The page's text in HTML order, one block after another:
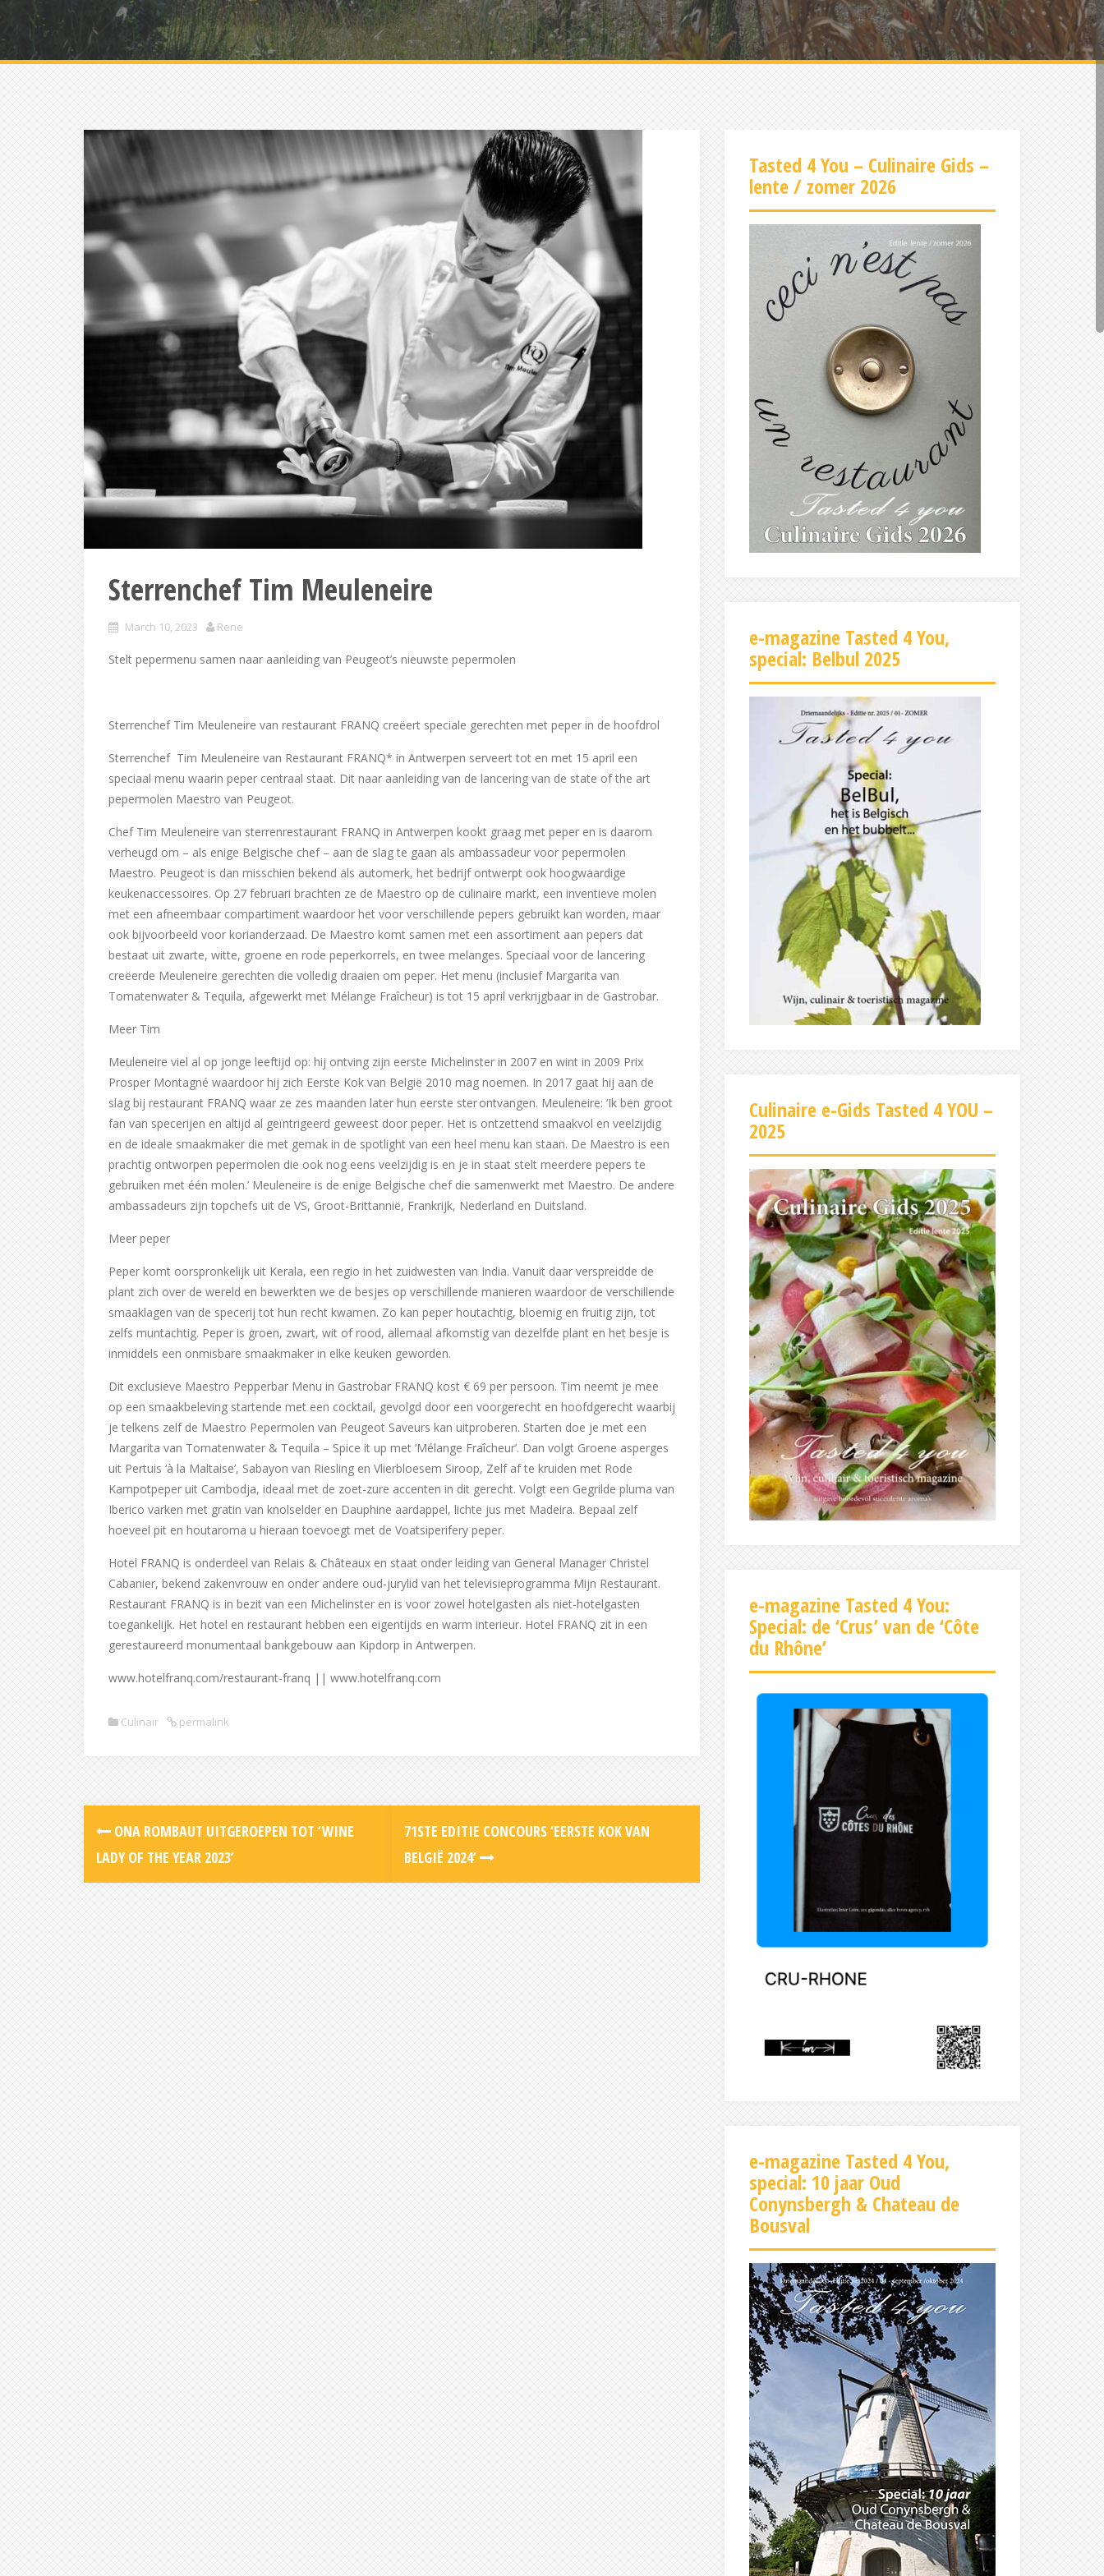
Sterrenchef Tim Meuleneire
March 10, 2023 Rene
Stelt pepermenu samen naar aanleiding van Peugeot’s nieuwste pepermolen
Sterrenchef Tim Meuleneire van restaurant FRANQ creëert speciale gerechten met peper in de hoofdrol
Sterrenchef Tim Meuleneire van Restaurant FRANQ* in Antwerpen serveert tot en met 15 april een
speciaal menu waarin peper centraal staat. Dit naar aanleiding van de lancering van de state of the art
pepermolen Maestro van Peugeot.
Chef Tim Meuleneire van sterrenrestaurant FRANQ in Antwerpen kookt graag met peper en is daarom
verheugd om – als enige Belgische chef – aan de slag te gaan als ambassadeur voor pepermolen
Maestro. Peugeot is dan misschien bekend als automerk, het bedrijf ontwerpt ook hoogwaardige
keukenaccessoires. Op 27 februari brachten ze de Maestro op de culinaire markt, een inventieve molen
met een afneembaar compartiment waardoor het voor verschillende pepers gebruikt kan worden, maar
ook bijvoorbeeld voor korianderzaad. De Maestro komt samen met een assortiment aan pepers dat
bestaat uit zwarte, witte, groene en rode peperkorrels, en twee melanges. Speciaal voor de lancering
creëerde Meuleneire gerechten die volledig draaien om peper. Het menu (inclusief Margarita van
Tomatenwater & Tequila, afgewerkt met Mélange Fraîcheur) is tot 15 april verkrijgbaar in de Gastrobar.
Meer Tim
Meuleneire viel al op jonge leeftijd op: hij ontving zijn eerste Michelinster in 2007 en wint in 2009 Prix
Prosper Montagné waardoor hij zich Eerste Kok van België 2010 mag noemen. In 2017 gaat hij aan de
slag bij restaurant FRANQ waar ze zes maanden later hun eerste ster ontvangen. Meuleneire: ‘Ik ben groot
fan van specerijen en altijd al geïntrigeerd geweest door peper. Het is ontzettend smaakvol en veelzijdig
en de ideale smaakmaker die met gemak in de spotlight van een heel menu kan staan. De Maestro is een
prachtig ontworpen pepermolen die ook nog eens veelzijdig is en je in staat stelt meerdere pepers te
gebruiken met één molen.’ Meuleneire is de enige Belgische chef die samenwerkt met Maestro. De andere
ambassadeurs zijn topchefs uit de VS, Groot-Brittannië, Frankrijk, Nederland en Duitsland.
Meer peper
Peper komt oorspronkelijk uit Kerala, een regio in het zuidwesten van India. Vanuit daar verspreidde de
plant zich over de wereld en bewerkten we de besjes op verschillende manieren waardoor de verschillende
smaaklagen van de specerij tot hun recht kwamen. Zo kan peper houtachtig, bloemig en fruitig zijn, tot
zelfs muntachtig. Peper is groen, zwart, wit of rood, allemaal afkomstig van dezelfde plant en het besje is
inmiddels een onmisbare smaakmaker in elke keuken geworden.
Dit exclusieve Maestro Pepperbar Menu in Gastrobar FRANQ kost € 69 per persoon. Tim neemt je mee
op een smaakbeleving startende met een cocktail, gevolgd door een voorgerecht en hoofdgerecht waarbij
je telkens zelf de Maestro Pepermolen van Peugeot Saveurs kan uitproberen. Starten doe je met een
Margarita van Tomatenwater & Tequila – Spice it up met ‘Mélange Fraîcheur’. Dan volgt Groene asperges
uit Pertuis ‘à la Maltaise’, Sabayon van Riesling en Vlierbloesem Siroop, Zelf af te kruiden met Rode
Kampotpeper uit Cambodja, ideaal met de zoet-zure accenten in dit gerecht. Volgt een Gegrilde pluma van
Iberico varken met gratin van knolselder en Dauphine aardappel, lichte jus met Madeira. Bepaal zelf
hoeveel pit en houtaroma u hieraan toevoegt met de Voatsiperifery peper.
Hotel FRANQ is onderdeel van Relais & Châteaux en staat onder leiding van General Manager Christel
Cabanier, bekend zakenvrouw en onder andere oud-jurylid van het televisieprogramma Mijn Restaurant.
Restaurant FRANQ is in bezit van een Michelinster en is voor zowel hotelgasten als niet-hotelgasten
toegankelijk. Het hotel en restaurant hebben een eigentijds en warm interieur. Hotel FRANQ zit in een
gerestaureerd monumentaal bankgebouw aan Kipdorp in Antwerpen.
www.hotelfranq.com/restaurant-franq || www.hotelfranq.com
Culinair permalink
Post
navigation
ONA ROMBAUT UITGEROEPEN TOT ‘WINE
LADY OF THE YEAR 2023’
71STE EDITIE CONCOURS ‘EERSTE KOK VAN
BELGIË 2024’
Tasted 4 You – Culinaire Gids –
lente / zomer 2026
e-magazine Tasted 4 You,
special: Belbul 2025
Culinaire e-Gids Tasted 4 YOU –
2025
e-magazine Tasted 4 You:
Special: de ‘Crus’ van de ‘Côte
du Rhône’
e-magazine Tasted 4 You,
special: 10 jaar Oud
Conynsbergh & Chateau de
Bousval